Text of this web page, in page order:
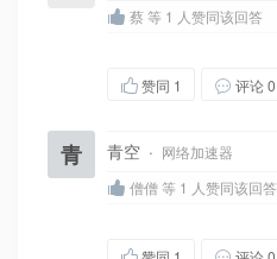
蔡 等 1 人赞同该回答
赞同 1 评论 0
青 青空 · 网络加速器
僧僧 等 1 人赞同该回答